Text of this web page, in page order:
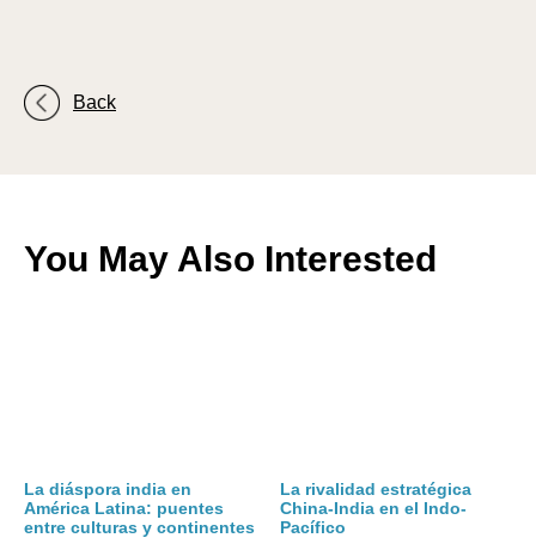
Back
You May Also Interested
La diáspora india en
América Latina: puentes
entre culturas y continentes
La rivalidad estratégica
China-India en el Indo-
Pacífico